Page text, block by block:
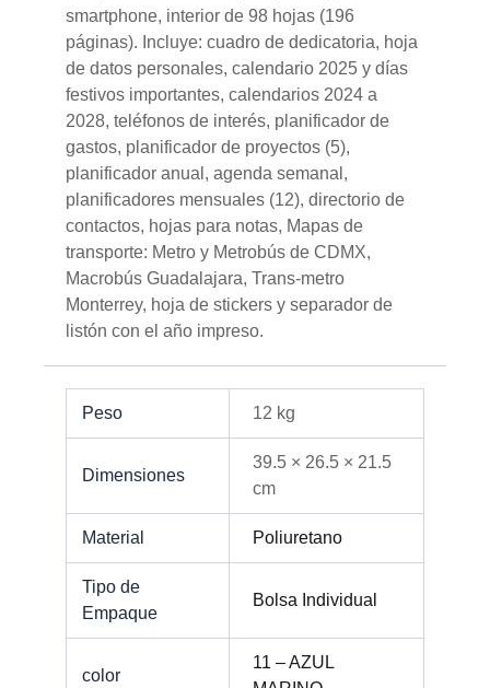
smartphone, interior de 98 hojas (196
páginas). Incluye: cuadro de dedicatoria, hoja
de datos personales, calendario 2025 y días
festivos importantes, calendarios 2024 a
2028, teléfonos de interés, planificador de
gastos, planificador de proyectos (5),
planificador anual, agenda semanal,
planificadores mensuales (12), directorio de
contactos, hojas para notas, Mapas de
transporte: Metro y Metrobús de CDMX,
Macrobús Guadalajara, Trans-metro
Monterrey, hoja de stickers y separador de
listón con el año impreso.
Peso 12 kg
Dimensiones
39.5 × 26.5 × 21.5
cm
Material Poliuretano
Tipo de
Empaque
Bolsa Individual
color
11 – AZUL